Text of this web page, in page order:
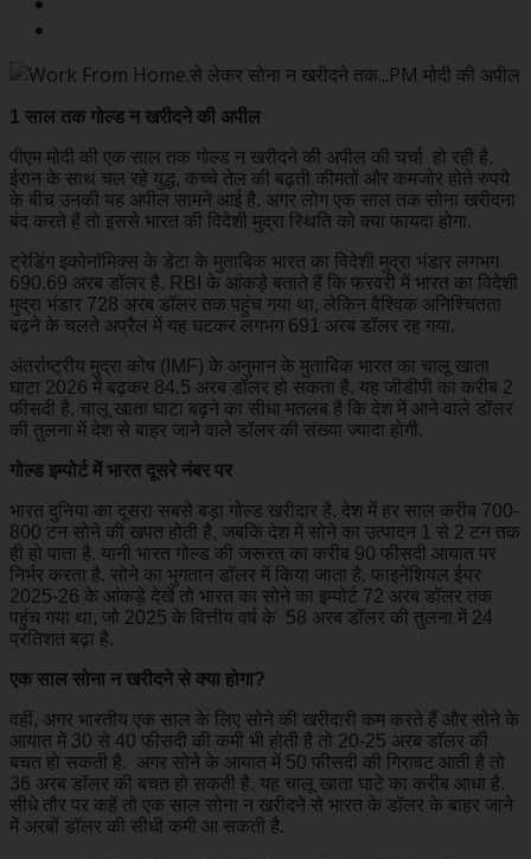
1 साल तक गोल्ड न खरीदने की अपील
पीएम मोदी की एक साल तक गोल्ड न खरीदने की अपील की चर्चा हो रही है.
ईरान के साथ चल रहे युद्ध, कच्चे तेल की बढ़ती कीमतों और कमजोर होते रुपये
के बीच उनकी यह अपील सामने आई है. अगर लोग एक साल तक सोना खरीदना
बंद करते हैं तो इससे भारत की विदेशी मुद्रा स्थिति को क्या फायदा होगा.
ट्रेडिंग इकोनॉमिक्स के डेटा के मुताबिक भारत का विदेशी मुद्रा भंडार लगभग
690.69 अरब डॉलर है. RBI के आंकड़े बताते हैं कि फरवरी में भारत का विदेशी
मुद्रा भंडार 728 अरब डॉलर तक पहुंच गया था, लेकिन वैश्विक अनिश्चितता
बढ़ने के चलते अप्रैल में यह घटकर लगभग 691 अरब डॉलर रह गया.
अंतर्राष्ट्रीय मुद्रा कोष (IMF) के अनुमान के मुताबिक भारत का चालू खाता
घाटा 2026 में बढ़कर 84.5 अरब डॉलर हो सकता है. यह जीडीपी का करीब 2
फीसदी है. चालू खाता घाटा बढ़ने का सीधा मतलब है कि देश में आने वाले डॉलर
की तुलना में देश से बाहर जाने वाले डॉलर की संख्या ज्यादा होगी.
गोल्ड इम्पोर्ट में भारत दूसरे नंबर पर
भारत दुनिया का दूसरा सबसे बड़ा गोल्ड खरीदार है. देश में हर साल करीब 700-
800 टन सोने की खपत होती है, जबकि देश में सोने का उत्पादन 1 से 2 टन तक
ही हो पाता है. यानी भारत गोल्ड की जरूरत का करीब 90 फीसदी आयात पर
निर्भर करता है. सोने का भुगतान डॉलर में किया जाता है. फाइनेंशियल ईयर
2025-26 के आंकड़े देखें तो भारत का सोने का इम्पोर्ट 72 अरब डॉलर तक
पहुंच गया था, जो 2025 के वित्तीय वर्ष के 58 अरब डॉलर की तुलना में 24
प्रतिशत बढ़ा है.
एक साल सोना न खरीदने से क्या होगा?
वहीं, अगर भारतीय एक साल के लिए सोने की खरीदारी कम करते हैं और सोने के
आयात में 30 से 40 फीसदी की कमी भी होती है तो 20-25 अरब डॉलर की
बचत हो सकती है. अगर सोने के आयात में 50 फीसदी की गिरावट आती है तो
36 अरब डॉलर की बचत हो सकती है. यह चालू खाता घाटे का करीब आधा है.
सीधे तौर पर कहें तो एक साल सोना न खरीदने से भारत के डॉलर के बाहर जाने
में अरबों डॉलर की सीधी कमी आ सकती है.